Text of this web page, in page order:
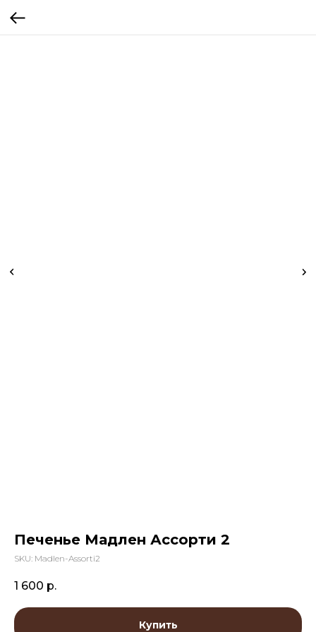
Печенье Мадлен Ассорти 2
SKU: Madlen-Assorti2
1 600 р.
Купить